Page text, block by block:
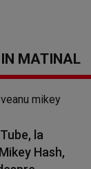
MATINAL
la
Hash,